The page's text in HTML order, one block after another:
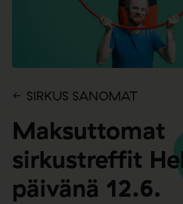
SIRKUS SANOMAT
Maksuttomat
sirkustreffit
päivänä 12.6.